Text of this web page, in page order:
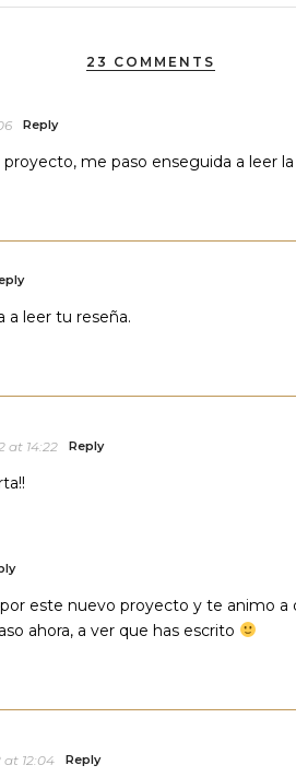
23 COMMENTS
Reply
me paso enseguida a leer la
a leer tu reseña.
at 14:22 Reply
este nuevo proyecto y te animo a
ahora, a ver que has escrito
at 12:04 Reply